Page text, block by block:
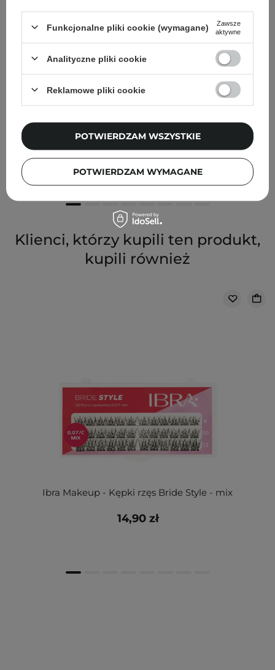
Medi-Peel - Perfect Cooling Skin - Chłodzący Masażer
do Twarzy - 1szt.
79,00 zł
Klienci, którzy kupili ten produkt,
kupili również
Ibra Makeup - Kępki rzęs Bride Style - mix
14,90 zł
Funkcjonalne pliki cookie (wymagane)
Zawsze
aktywne
Analityczne pliki cookie
Reklamowe pliki cookie
POTWIERDZAM WYMAGANE
POTWIERDZAM WSZYSTKIE